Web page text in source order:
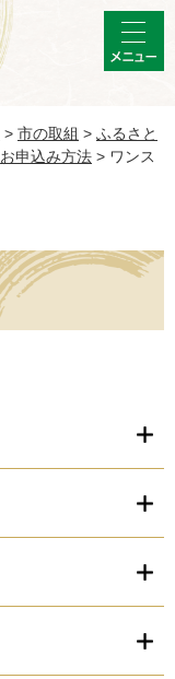
メ
ニ
> 市の取組 > ふるさと
お申込み方法 > ワンス